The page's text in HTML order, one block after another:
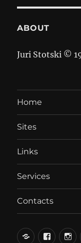
ABOUT
Juri Stotski ©
Home
Sites
Links
Services
Contacts
вКонтакте